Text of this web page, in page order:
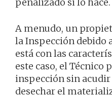
penalizado si lo hace.
A menudo, un
la Inspección debido
está con las
este caso, el Técnico
inspección sin
desechar el